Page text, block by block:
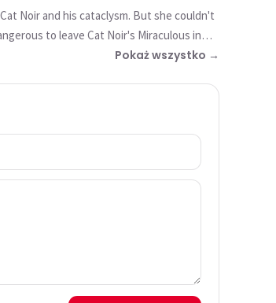
to leave Cat Noir's Miraculous in
level of control. Faced with this
Pokaż wszystko →